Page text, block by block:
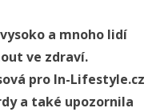
a mnoho lidí
ve zdraví.
pro In-Lifestyle.cz
a také upozornila